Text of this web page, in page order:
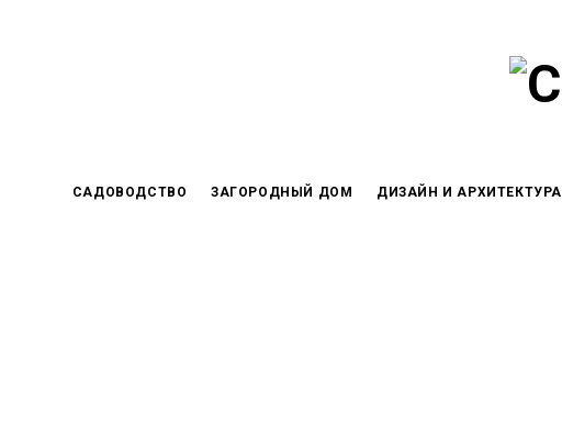
САДОВОДСТВО ЗАГОРОДНЫЙ ДОМ ДИЗАЙН И АРХИТЕКТУРА